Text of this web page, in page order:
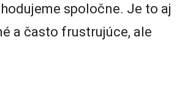
spoločne. Je to aj
a často frustrujúce, ale